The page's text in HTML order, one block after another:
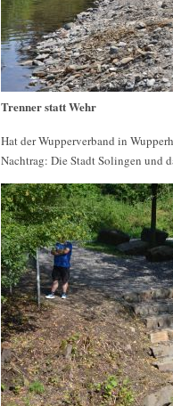
Trenner statt Wehr
Hat der Wupperverband in
Nachtrag: Die Stadt Solingen und